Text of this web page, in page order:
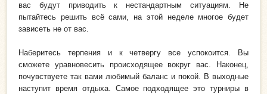
вас будут приводить к нестандартным ситуациям. Не
пытайтесь решить всё сами, на этой неделе многое будет
зависеть не от вас.
Наберитесь терпения и к четвергу все успокоится. Вы
сможете уравновесить происходящее вокруг вас. Наконец,
почувствуете так вами любимый баланс и покой. В выходные
наступит время отдыха. Самое подходящее это турниры в